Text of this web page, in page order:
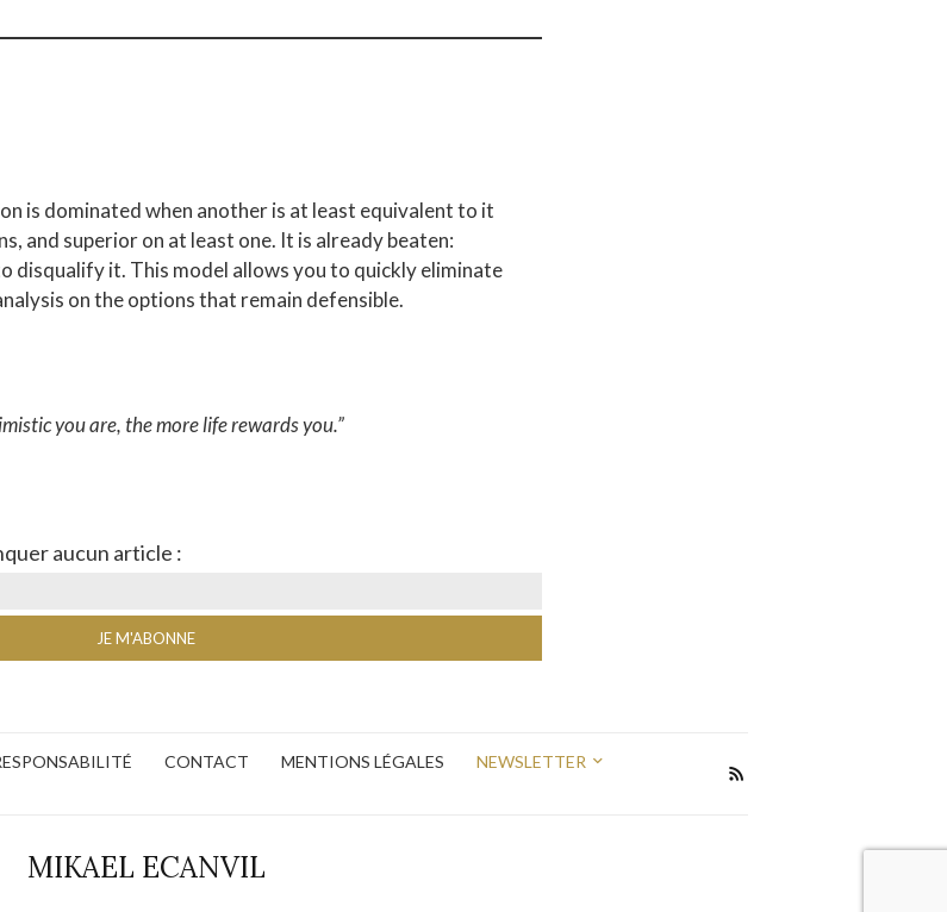
is dominated when another is at least equivalent to it
and superior on at least one. It is already beaten:
disqualify it. This model allows you to quickly eliminate
on the options that remain defensible.
you are, the more life rewards you.”
aucun article :
CONTACT MENTIONS LÉGALES
NEWSLETTER
MIKAEL ECANVIL